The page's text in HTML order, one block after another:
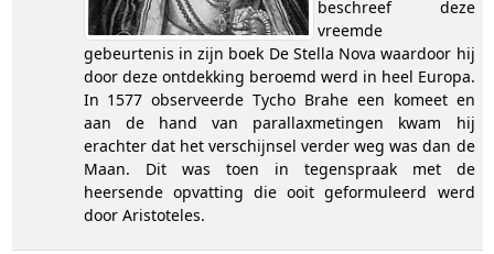
beschreef deze
vreemde
gebeurtenis in zijn boek De Stella Nova waardoor hij
door deze ontdekking beroemd werd in heel Europa.
In 1577 observeerde Tycho Brahe een komeet en
aan de hand van parallaxmetingen kwam hij
erachter dat het verschijnsel verder weg was dan de
Maan. Dit was toen in tegenspraak met de
heersende opvatting die ooit geformuleerd werd
door Aristoteles.